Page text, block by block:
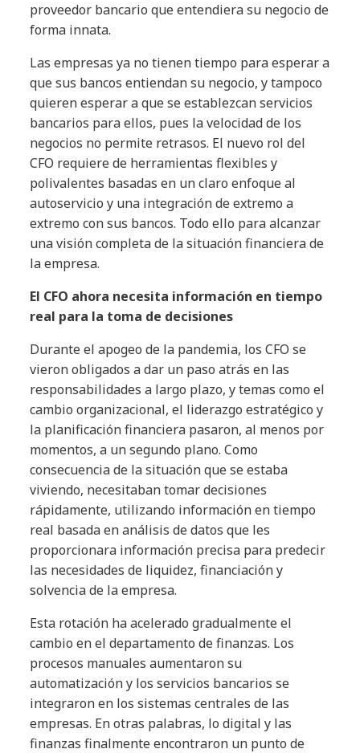
proveedor bancario que entendiera su negocio de
forma innata.
Las empresas ya no tienen tiempo para esperar a
que sus bancos entiendan su negocio, y tampoco
quieren esperar a que se establezcan servicios
bancarios para ellos, pues la velocidad de los
negocios no permite retrasos. El nuevo rol del
CFO requiere de herramientas flexibles y
polivalentes basadas en un claro enfoque al
autoservicio y una integración de extremo a
extremo con sus bancos. Todo ello para alcanzar
una visión completa de la situación financiera de
la empresa.
El CFO ahora necesita información en tiempo
real para la toma de decisiones
Durante el apogeo de la pandemia, los CFO se
vieron obligados a dar un paso atrás en las
responsabilidades a largo plazo, y temas como el
cambio organizacional, el liderazgo estratégico y
la planificación financiera pasaron, al menos por
momentos, a un segundo plano. Como
consecuencia de la situación que se estaba
viviendo, necesitaban tomar decisiones
rápidamente, utilizando información en tiempo
real basada en análisis de datos que les
proporcionara información precisa para predecir
las necesidades de liquidez, financiación y
solvencia de la empresa.
Esta rotación ha acelerado gradualmente el
cambio en el departamento de finanzas. Los
procesos manuales aumentaron su
automatización y los servicios bancarios se
integraron en los sistemas centrales de las
empresas. En otras palabras, lo digital y las
finanzas finalmente encontraron un punto de